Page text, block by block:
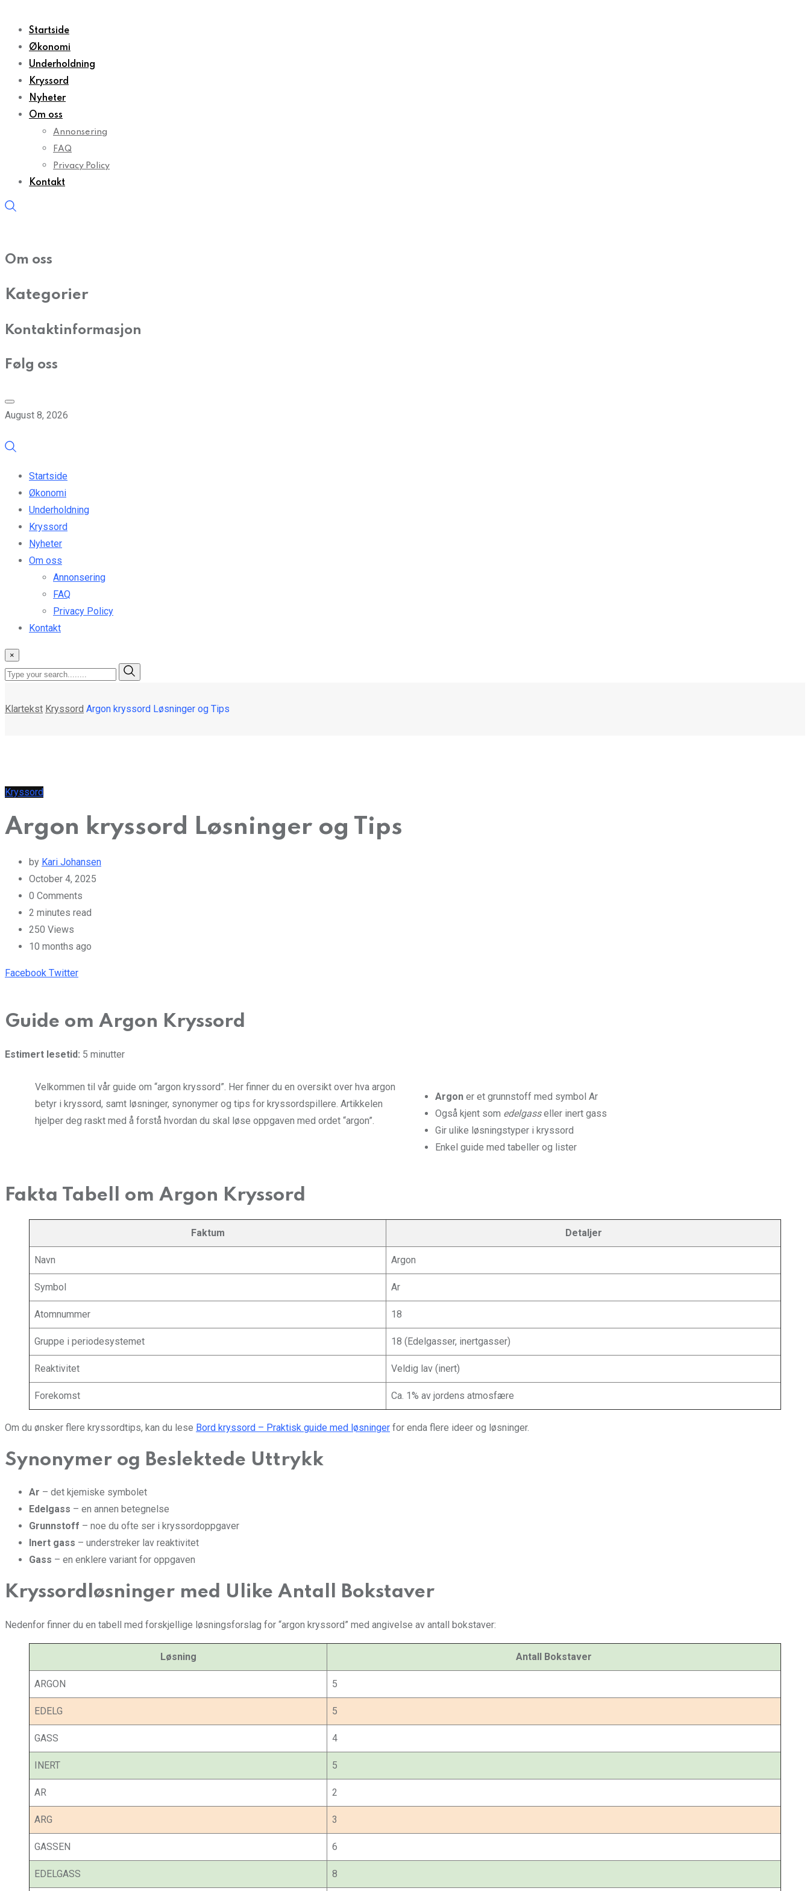
Startside
Økonomi
Underholdning
Kryssord
Nyheter
Om oss
Annonsering
FAQ
Privacy Policy
Kontakt
Om oss
Kategorier
Kontaktinformasjon
Følg oss
August 8, 2026
Startside
Økonomi
Underholdning
Kryssord
Nyheter
Om oss
Annonsering
FAQ
Privacy Policy
Kontakt
×
Klartekst Kryssord Argon kryssord Løsninger og Tips
Kryssord
Argon kryssord Løsninger og Tips
by Kari Johansen
October 4, 2025
0 Comments
2 minutes read
250 Views
10 months ago
Facebook TwitterPinterest
Whatsapp
Cloud
StumbleUpon
Print
Share
Guide om Argon Kryssord
Estimert lesetid: 5 minutter
Velkommen til vår guide om “argon kryssord”. Her finner du en oversikt over hva argon
betyr i kryssord, samt løsninger, synonymer og tips for kryssordspillere. Artikkelen
hjelper deg raskt med å forstå hvordan du skal løse oppgaven med ordet “argon”.
Argon er et grunnstoff med symbol Ar
Også kjent som edelgasseller inert gass
Gir ulike løsningstyper i kryssord
Enkel guide med tabeller og lister
Fakta Tabell om Argon Kryssord
Faktum Detaljer
Navn Argon
Symbol Ar
Atomnummer 18
Gruppe i periodesystemet 18 (Edelgasser, inertgasser)
Reaktivitet Veldig lav (inert)
Forekomst Ca. 1% av jordens atmosfære
Om du ønsker flere kryssordtips, kan du lese Bord kryssord – Praktisk guide med løsninger for enda flere ideer og løsninger.
Synonymer og Beslektede Uttrykk
Ar – det kjemiske symbolet
Edelgass – en annen betegnelse
Grunnstoff – noe du ofte ser i kryssordoppgaver
Inert gass – understreker lav reaktivitet
Gass – en enklere variant for oppgaven
Kryssordløsninger med Ulike Antall Bokstaver
Nedenfor finner du en tabell med forskjellige løsningsforslag for “argon kryssord” med angivelse av antall bokstaver:
Løsning Antall Bokstaver
ARGON 5
EDELG 5
GASS 4
INERT 5
AR 2
ARG 3
GASSEN 6
EDELGASS 8